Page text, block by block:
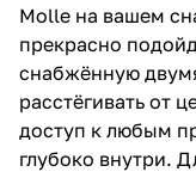
Molle на вашем
прекрасно
снабжённую
расстёгивать от
доступ к любым
глубоко внутри.